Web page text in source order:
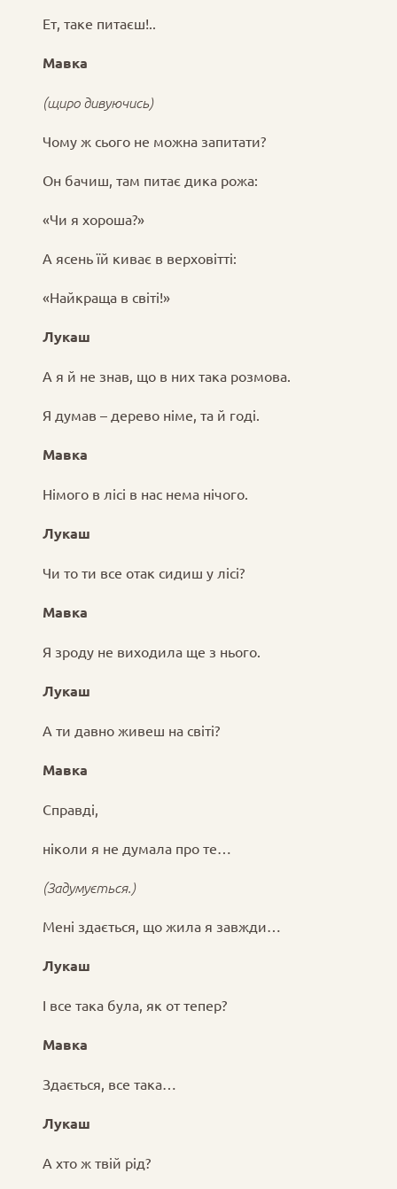
Ет, таке питаєш!..
Мавка
(щиро дивуючись)
Чому ж сього не можна запитати?
Он бачиш, там питає дика рожа:
«Чи я хороша?»
А ясень їй киває в верховітті:
«Найкраща в світі!»
Лукаш
А я й не знав, що в них така розмова.
Я думав – дерево німе, та й годі.
Мавка
Німого в лісі в нас нема нічого.
Лукаш
Чи то ти все отак сидиш у лісі?
Мавка
Я зроду не виходила ще з нього.
Лукаш
А ти давно живеш на світі?
Мавка
Справді,
ніколи я не думала про те…
(Задумується.)
Мені здається, що жила я завжди…
Лукаш
І все така була, як от тепер?
Мавка
Здається, все така…
Лукаш
А хто ж твій рід?